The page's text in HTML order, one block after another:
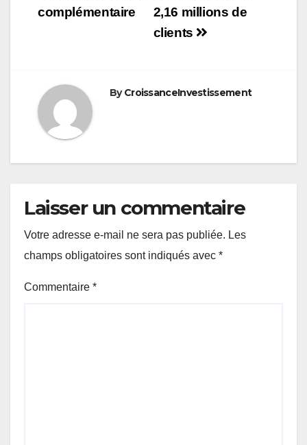
2,16 millions de
clients
complémentaire
ByCroissanceInvestissement
Laisser un commentaire
Votre adresse e-mail ne sera pas publiée. Les
champs obligatoires sont indiqués avec *
Commentaire *